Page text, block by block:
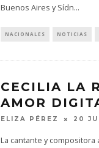
Buenos Aires y Sídn...
NACIONALES NOTICIAS
CECILIA LA
AMOR
ELIZA PÉREZ 20
La cantante y compositora